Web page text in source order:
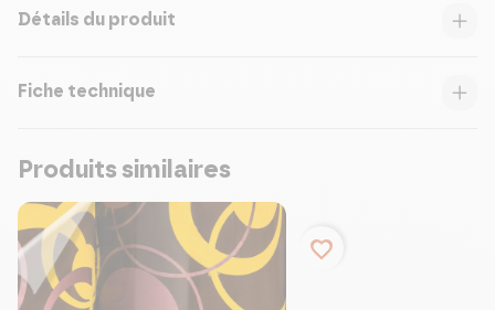
Détails du produit
Fiche technique
Produits similaires
favorite_border